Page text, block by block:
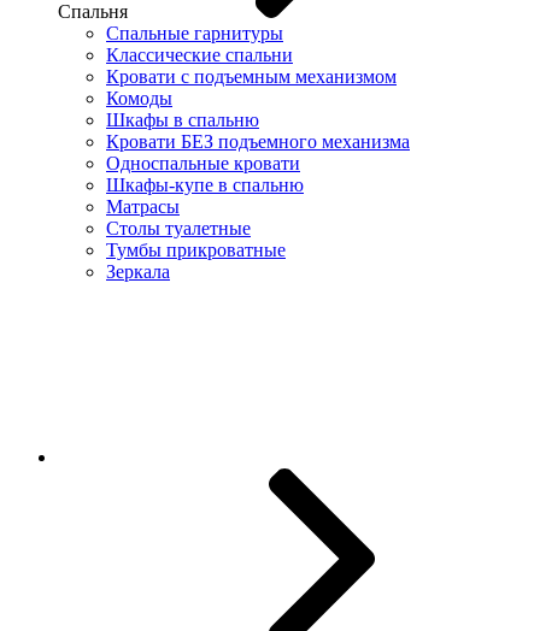
Спальня
Спальные гарнитуры
Классические спальни
Кровати с подъемным механизмом
Комоды
Шкафы в спальню
Кровати БЕЗ подъемного механизма
Односпальные кровати
Шкафы-купе в спальню
Матрасы
Столы туалетные
Тумбы прикроватные
Зеркала